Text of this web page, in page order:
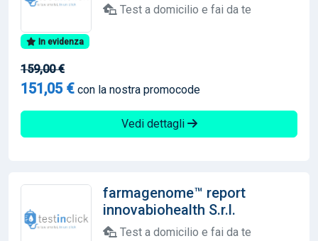
Test a domicilio e fai da te
In evidenza
159,00 €
151,05 € con la nostra promocode
Vedi dettagli
farmagenome™ report
innovabiohealth S.r.l.
Test a domicilio e fai da te